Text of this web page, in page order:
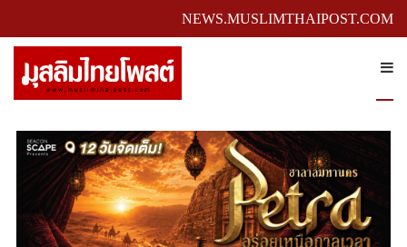
NEWS.MUSLIMTHAIPOST.COM